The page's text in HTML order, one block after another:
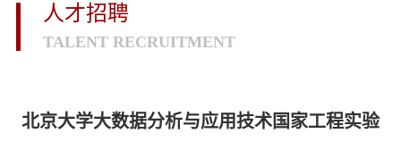
人才招聘
TALENT RECRUITMENT
北京大学大数据分析与应用技术国家工程实验